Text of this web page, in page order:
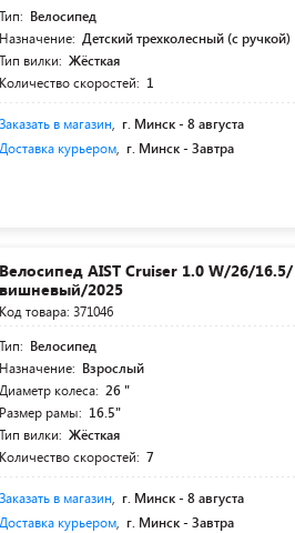
Тип: Велосипед
Назначение: Детский трехколесный (с ручкой)
Тип вилки: Жёсткая
Количество скоростей: 1
Заказать в магазин, г. Минск -8 августа
Доставка курьером, г. Минск -Завтра
Велосипед AIST Cruiser 1.0 W/26/16.5/
вишневый/2025
Код товара: 371046
Тип: Велосипед
Назначение: Взрослый
Диаметр колеса: 26 "
Размер рамы: 16.5"
Тип вилки: Жёсткая
Количество скоростей: 7
Заказать в магазин, г. Минск -8 августа
Доставка курьером, г. Минск -Завтра